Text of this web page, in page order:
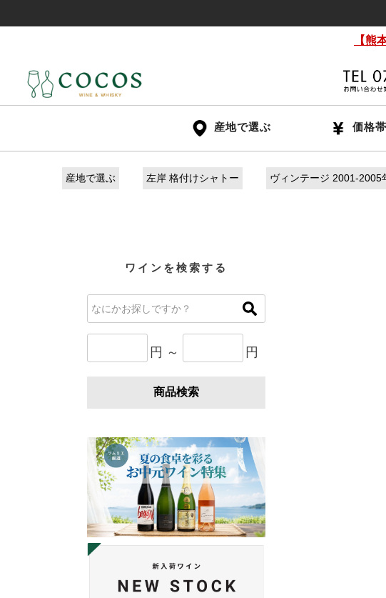
【熊
産地で選ぶ 価格
産地で選ぶ 左岸 格付けシャトー ヴィンテージ 2001-2005
ワインを検索する
円 ～ 円
商品検索